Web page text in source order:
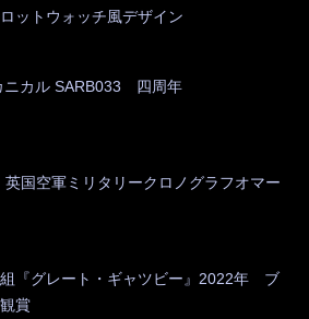
ットウォッチ風デザイン
ニカル SARB033 四周年
国空軍ミリタリークロノグラフオマー
『グレート・ギャツビー』2022年 ブ
賞